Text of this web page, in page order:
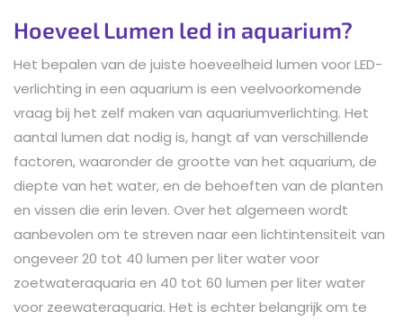
Hoeveel Lumen led in aquarium?
Het bepalen van de juiste hoeveelheid lumen voor LED-
verlichting in een aquarium is een veelvoorkomende
vraag bij het zelf maken van aquariumverlichting. Het
aantal lumen dat nodig is, hangt af van verschillende
factoren, waaronder de grootte van het aquarium, de
diepte van het water, en de behoeften van de planten
en vissen die erin leven. Over het algemeen wordt
aanbevolen om te streven naar een lichtintensiteit van
ongeveer 20 tot 40 lumen per liter water voor
zoetwateraquaria en 40 tot 60 lumen per liter water
voor zeewateraquaria. Het is echter belangrijk om te